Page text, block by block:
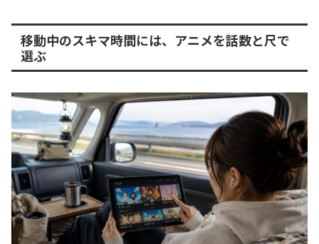
移動中のスキマ時間には、アニメを話数と尺で
選ぶ